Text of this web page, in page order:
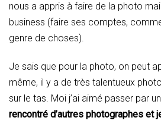
nous a appris à faire de la photo
business (faire ses comptes,
genre de choses).
Je sais que pour la photo, on peut
même, il y a de très talentueux
sur le tas. Moi j’ai aimé passer par
rencontré d’autres photographes et